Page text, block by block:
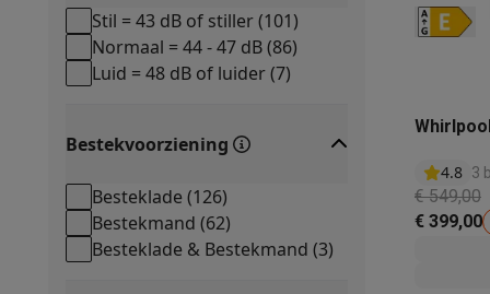
Grote keukentoestellen
Vaatwassers met ecochequesKoelkasten met ecocheques
Airco
TV & audio
Bluetooth speakers met ecocheques
Multimedia & telefonie
Smartphones met ecocheques Tablets met ecocheques
Transport
Stil = 43 dB of stiller(101)
Normaal = 44 - 47 dB(86)
Luid = 48 dB of luider(7)
Bestekvoorziening
Besteklade (126)
Bestekmand (62)
Besteklade & Bestekmand (3)
4.8 3
€ 549,00
€ 399,00